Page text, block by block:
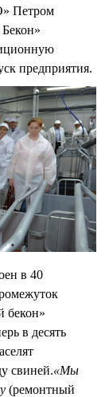
Петром
предприятия.
в 40
бекон»
в десять
свиней.«Мы
(ремонтный